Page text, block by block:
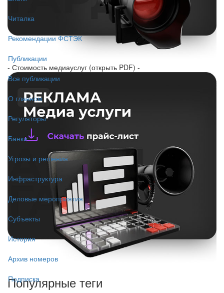
Читалка
Рекомендации ФСТЭК
Публикации
Все публикации
О главном
Регуляторы
Банки
Угрозы и решения
Инфраструктура
Деловые мероприятия
Субъекты
История
Архив номеров
Подписка
- Стоимость медиауслуг (открыть PDF) -
Популярные теги